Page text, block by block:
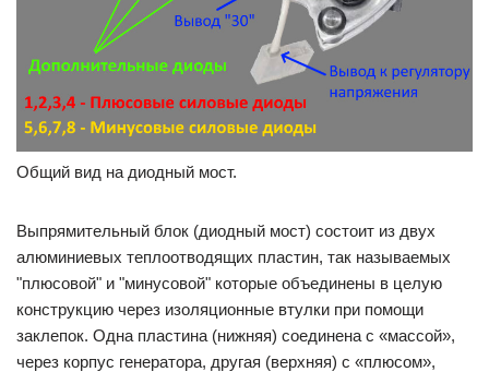
Общий вид на диодный мост.
Выпрямительный блок (диодный мост) состоит из двух
алюминиевых теплоотводящих пластин, так называемых
"плюсовой" и "минусовой" которые объединены в целую
конструкцию через изоляционные втулки при помощи
заклепок. Одна пластина (нижняя) соединена с «массой»,
через корпус генератора, другая (верхняя) с «плюсом»,